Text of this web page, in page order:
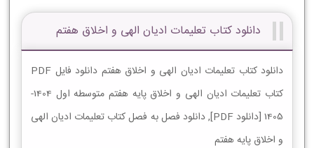
دانلود کتاب تعلیمات ادیان الهى و اخلاق هفتم
دانلود کتاب تعلیمات ادیان الهى و اخلاق هفتم دانلود فایل PDF
کتاب تعلیمات ادیان الهى و اخلاق پایه هفتم متوسطه اول 1404-
1405 [دانلود PDF], دانلود فصل به فصل کتاب تعلیمات ادیان الهى
و اخلاق پایه هفتم